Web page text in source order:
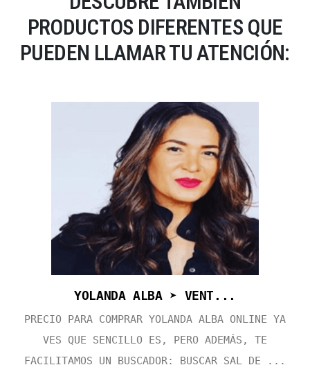
PRODUCTOS DIFERENTES QUE
PUEDEN LLAMAR TU ATENCIÓN:
YOLANDA ALBA ➤ VENT...
PRECIO PARA COMPRAR YOLANDA ALBA ONLINE YA
VES QUE SENCILLO ES, PERO ADEMÁS, TE
FACILITAMOS UN BUSCADOR: BUSCAR SAL DE ...